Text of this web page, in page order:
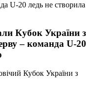
U-20 ледь не створила
Кубок України з
– команда U-20
Кубок України з